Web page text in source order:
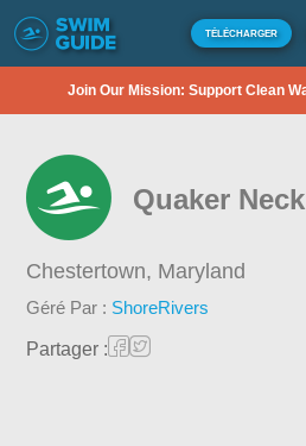
TÉLÉCHARGER
Join Our Mission: Support Clean
Quaker
Chestertown, Maryland
Géré Par : ShoreRivers
Partager :